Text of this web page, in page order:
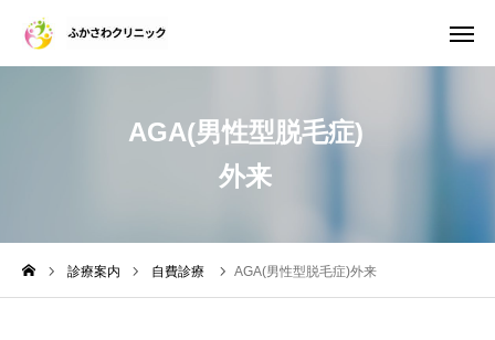
AGA(男性型脱毛症)
外来
診療案内 自費診療 AGA(男性型脱毛症)外来
WEB診察予約